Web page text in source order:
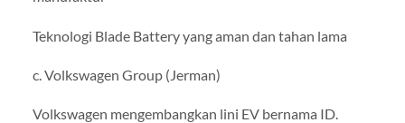
Teknologi Blade Battery yang aman dan tahan lama
c. Volkswagen Group (Jerman)
Volkswagen mengembangkan lini EV bernama ID.